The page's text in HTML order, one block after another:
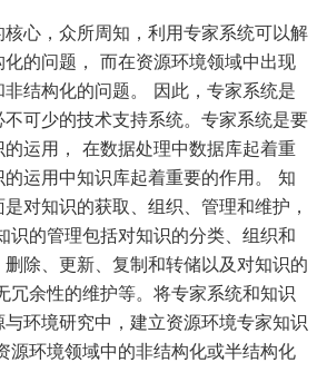
心，众所周知，利用专家系统可以解
的问题， 而在资源环境领域中出现
结构化的问题。 因此，专家系统是
可少的技术支持系统。专家系统是要
运用， 在数据处理中数据库起着重
运用中知识库起着重要的作用。 知
对知识的获取、组织、管理和维护，
识的管理包括对知识的分类、组织和
除、更新、复制和转储以及对知识的
冗余性的维护等。将专家系统和知识
环境研究中，建立资源环境专家知识
源环境领域中的非结构化或半结构化